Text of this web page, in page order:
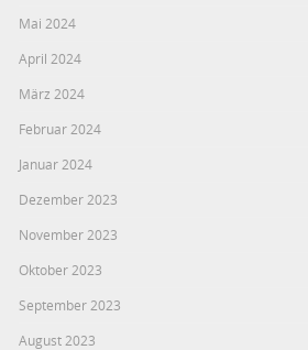
Mai 2024
April 2024
März 2024
Februar 2024
Januar 2024
Dezember 2023
November 2023
Oktober 2023
September 2023
August 2023